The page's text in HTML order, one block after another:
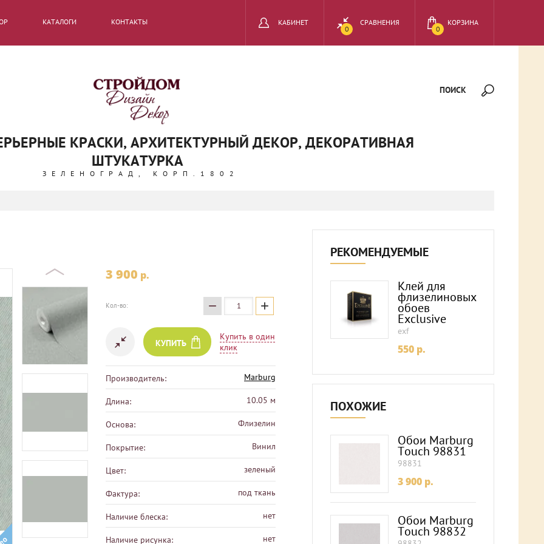
КАТАЛОГИ
КОНТАКТЫ
0
КОРЗИНА
СРАВНЕНИЯ
0
КАБИНЕТ
ПОИСК
КРАСКИ, АРХИТЕКТУРНЫЙ ДЕКОР, ДЕКОРАТИВНАЯ
ШТУКАТУРКА
ЗЕЛЕНОГРАД, КОРП.1802
3 900 p.
Кол-во: − +
КУПИТЬ
Купить в один
клик
Производитель: Marburg
Длина: 10.05 м
Основа: Флизелин
Покрытие: Винил
Цвет: зеленый
Фактура: под ткань
Наличие блеска: нет
Наличие рисунка: нет
РЕКОМЕНДУЕМЫЕ
Клей для
флизелиновых
обоев
Exclusive
exf
550 p.
ПОХОЖИЕ
Обои Marburg
Touch 98831
98831
3 900 p.
Обои Marburg
Touch 98832